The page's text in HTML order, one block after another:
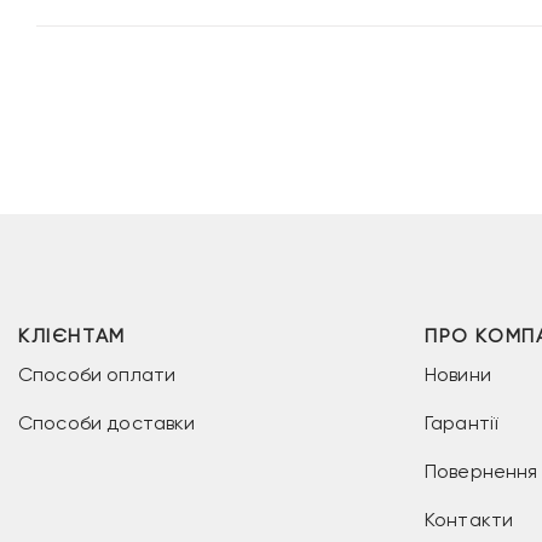
КЛІЄНТАМ
Способи оплати
Способи доставки
ПРО
Новини
Гарантії
Повернення
Контакти